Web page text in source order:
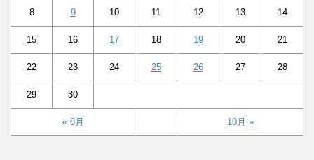
« 8月 10月 »
8 9 10 11 12 13 14
15 16 17 18 19 20 21
22 23 24 25 26 27 28
29 30